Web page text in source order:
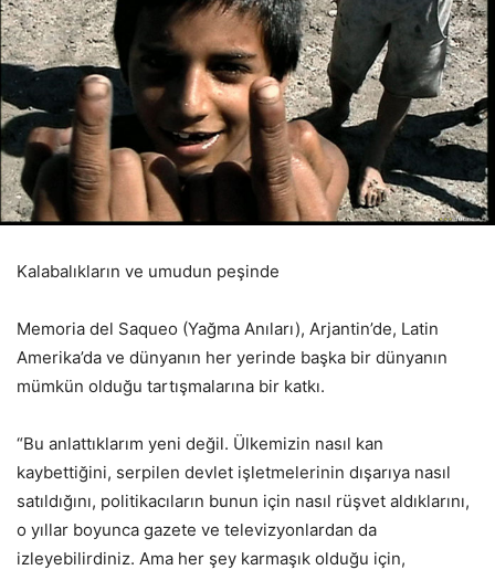
Kalabalıkların ve umudun peşinde
Memoria del Saqueo (Yağma Anıları), Arjantin’de, Latin
Amerika’da ve dünyanın her yerinde başka bir dünyanın
mümkün olduğu tartışmalarına bir katkı.
“Bu anlattıklarım yeni değil. Ülkemizin nasıl kan
kaybettiğini, serpilen devlet işletmelerinin dışarıya nasıl
satıldığını, politikacıların bunun için nasıl rüşvet aldıklarını,
o yıllar boyunca gazete ve televizyonlardan da
izleyebilirdiniz. Ama her şey karmaşık olduğu için,